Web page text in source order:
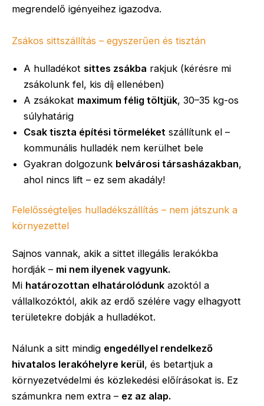
megrendelő igényeihez igazodva.
Zsákos sittszállítás – egyszerűen és tisztán
A hulladékot sittes zsákba rakjuk (kérésre mi
zsákolunk fel, kis díj ellenében)
A zsákokat maximum félig töltjük, 30–35 kg-os
súlyhatárig
Csak tiszta építési törmeléket szállítunk el –
kommunális hulladék nem kerülhet bele
Gyakran dolgozunk belvárosi társasházakban,
ahol nincs lift – ez sem akadály!
Felelősségteljes hulladékszállítás – nem játszunk a
környezettel
Sajnos vannak, akik a sittet illegális lerakókba
hordják – mi nem ilyenek vagyunk.
Mi határozottan elhatárolódunk azoktól a
vállalkozóktól, akik az erdő szélére vagy elhagyott
területekre dobják a hulladékot.
Nálunk a sitt mindig engedéllyel rendelkező
hivatalos lerakóhelyre kerül, és betartjuk a
környezetvédelmi és közlekedési előírásokat is. Ez
számunkra nem extra – ez az alap.